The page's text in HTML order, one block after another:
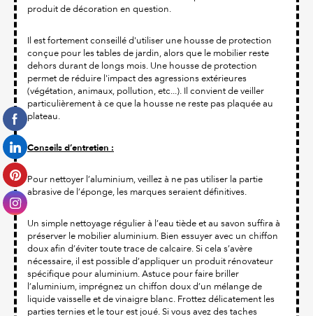
produit de décoration en question.
Il est fortement conseillé d'utiliser une housse de protection
conçue pour les tables de jardin, alors que le mobilier reste
dehors durant de longs mois. Une housse de protection
permet de réduire l'impact des agressions extérieures
(végétation, animaux, pollution, etc...). Il convient de veiller
particulièrement à ce que la housse ne reste pas plaquée au
plateau.
Conseils d’entretien :
Pour nettoyer l’aluminium, veillez à ne pas utiliser la partie
abrasive de l’éponge, les marques seraient définitives.
Un simple nettoyage régulier à l’eau tiède et au savon suffira à
préserver le mobilier aluminium. Bien essuyer avec un chiffon
doux afin d’éviter toute trace de calcaire. Si cela s’avère
nécessaire, il est possible d’appliquer un produit rénovateur
spécifique pour aluminium. Astuce pour faire briller
l’aluminium, imprégnez un chiffon doux d’un mélange de
liquide vaisselle et de vinaigre blanc. Frottez délicatement les
parties ternies et le tour est joué. Si vous avez des taches